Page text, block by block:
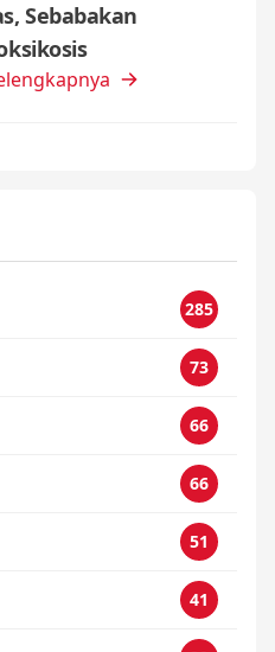
Sebabakan
285
73
66
66
51
41